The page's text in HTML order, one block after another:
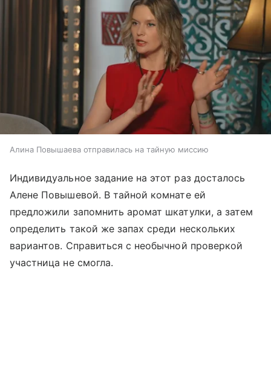
Алина Повышаева отправилась на тайную миссию
Индивидуальное задание на этот раз досталось
Алене Повышевой. В тайной комнате ей
предложили запомнить аромат шкатулки, а затем
определить такой же запах среди нескольких
вариантов. Справиться с необычной проверкой
участница не смогла.